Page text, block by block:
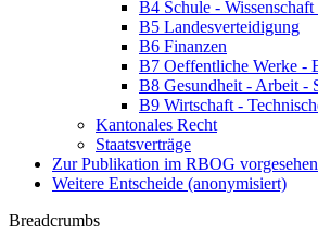
B4 Schule -
B5 Landesverteidigung
B6 Finanzen
B7 Oeffentliche Werke -
B8 Gesundheit - Arbeit -
B9 Wirtschaft -
Kantonales Recht
Staatsverträge
Zur Publikation im RBOG vorgesehen
Weitere Entscheide (anonymisiert)
Breadcrumbs